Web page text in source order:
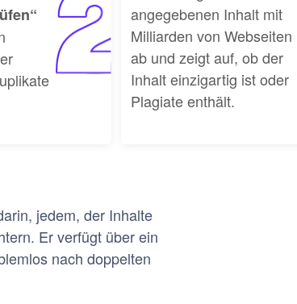
angegebenen Inhalt mit
Milliarden von Webseiten
ab und zeigt auf, ob der
Inhalt einzigartig ist oder
Plagiate enthält.
jedem, der Inhalte
Er verfügt über ein
nach doppelten